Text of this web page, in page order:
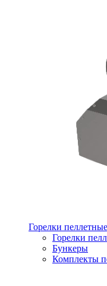
Горелки
Горелки
Бункеры
Комплекты